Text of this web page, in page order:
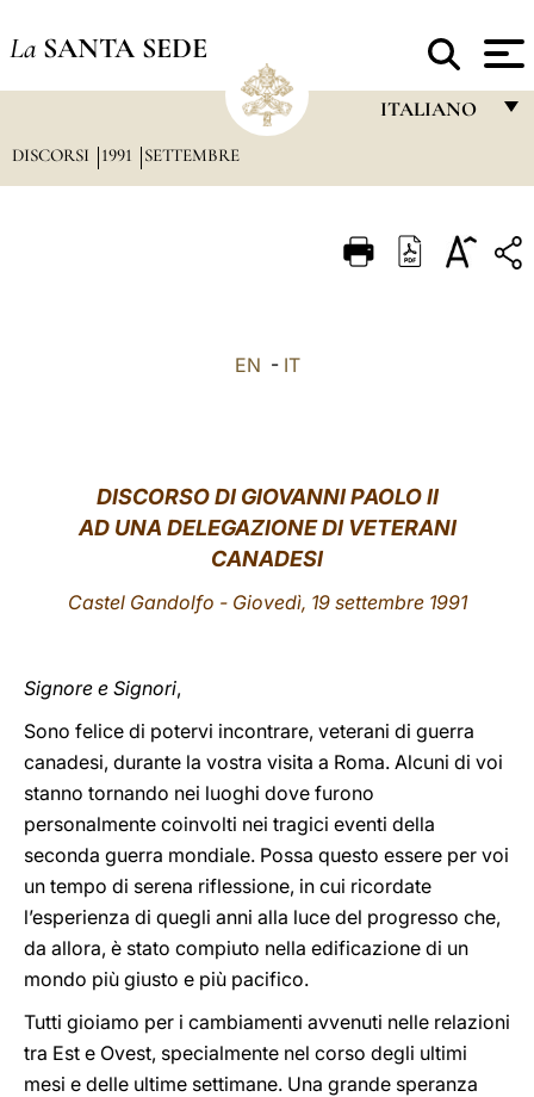
La SANTA SEDE
ITALIANO
ITALIANO
中文
DISCORSI 1991 SETTEMBRE
EN - IT
DISCORSO DI GIOVANNI PAOLO II
AD UNA DELEGAZIONE DI VETERANI
CANADESI
Castel Gandolfo - Giovedì, 19 settembre 1991
Signore e Signori,
Sono felice di potervi incontrare, veterani di guerra
canadesi, durante la vostra visita a Roma. Alcuni di voi
stanno tornando nei luoghi dove furono
personalmente coinvolti nei tragici eventi della
seconda guerra mondiale. Possa questo essere per voi
un tempo di serena riflessione, in cui ricordate
l’esperienza di quegli anni alla luce del progresso che,
da allora, è stato compiuto nella edificazione di un
mondo più giusto e più pacifico.
Tutti gioiamo per i cambiamenti avvenuti nelle relazioni
tra Est e Ovest, specialmente nel corso degli ultimi
mesi e delle ultime settimane. Una grande speranza